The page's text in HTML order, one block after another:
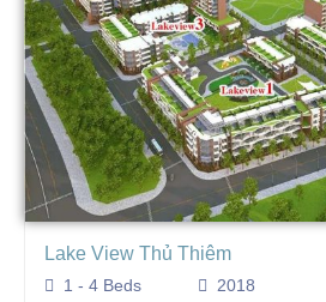
Lake View Thủ Thiêm
1 - 4 Beds
2018